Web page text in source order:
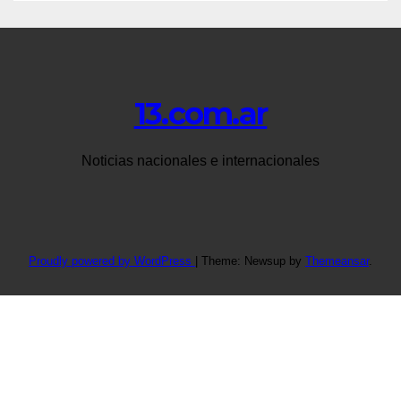
13.com.ar
Noticias nacionales e internacionales
Proudly powered by WordPress Theme: Newsup by Themeansar.